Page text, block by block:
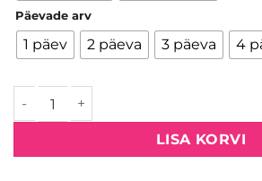
Päevade arv
1 päev 2 päeva 3 päeva 4
LED RGB valguskasti rent kogus
LISA KORVI